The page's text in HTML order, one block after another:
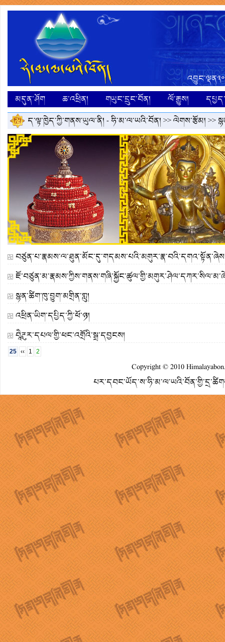
མདུན་ཤོག
ཆ་འཕྲིན། གཡུང་དྲུང་བོན། ལོ་རྒྱུས།
ད་ལྟ་ཁྱེད་ཀྱི་གནས་ཡུལ་ནི། -ཧི་མ་ལ་ཡའི་བོན། >>ལེགས་རྩོམ། >>
སྙན་ཚིག་ཁུ་བྱུག་མགྲིན་གླུ།
འཕྲིན་ཡིག་དཔྱིད་ཀྱི་ཕོ་ཉ།
བཱཻཌཱུར་དཔལ་གྱི་ཕང་འགྲོའི་སྒྲ་དབྱངས།
25 ‹‹ 1 2
Copyright © 2010